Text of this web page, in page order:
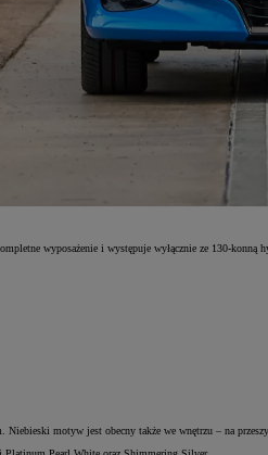
wyposażenie i występuje wyłącznie ze 130-konną
motyw jest obecny także we wnętrzu – na